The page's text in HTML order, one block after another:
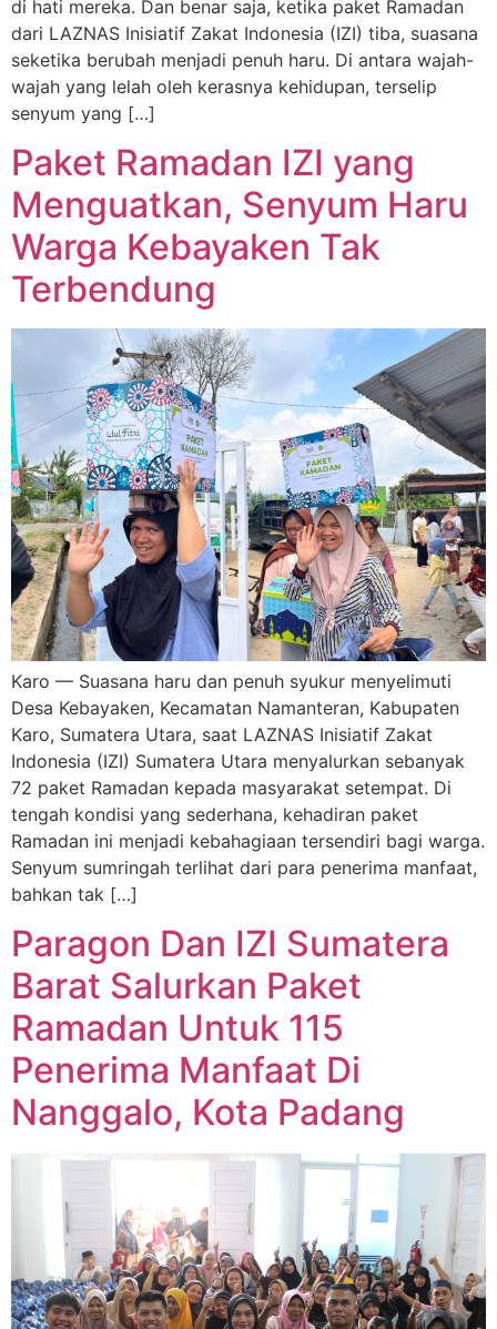
di hati mereka. Dan benar saja, ketika paket Ramadan
dari LAZNAS Inisiatif Zakat Indonesia (IZI) tiba, suasana
seketika berubah menjadi penuh haru. Di antara wajah-
wajah yang lelah oleh kerasnya kehidupan, terselip
senyum yang […]
Paket Ramadan IZI yang
Menguatkan, Senyum Haru
Warga Kebayaken Tak
Terbendung
Karo — Suasana haru dan penuh syukur menyelimuti
Desa Kebayaken, Kecamatan Namanteran, Kabupaten
Karo, Sumatera Utara, saat LAZNAS Inisiatif Zakat
Indonesia (IZI) Sumatera Utara menyalurkan sebanyak
72 paket Ramadan kepada masyarakat setempat. Di
tengah kondisi yang sederhana, kehadiran paket
Ramadan ini menjadi kebahagiaan tersendiri bagi warga.
Senyum sumringah terlihat dari para penerima manfaat,
bahkan tak […]
Paragon Dan IZI Sumatera
Barat Salurkan Paket
Ramadan Untuk 115
Penerima Manfaat Di
Nanggalo, Kota Padang